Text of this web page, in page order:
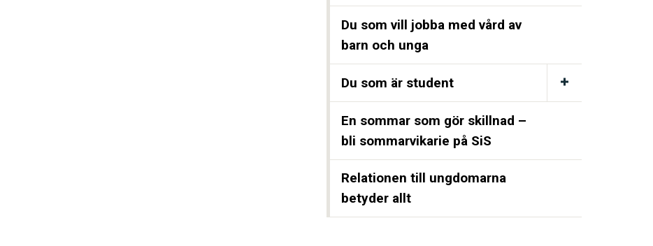
Du som vill jobba med vård av
barn och unga
Du som är student
En sommar som gör skillnad –
bli sommarvikarie på SiS
Relationen till ungdomarna
betyder allt